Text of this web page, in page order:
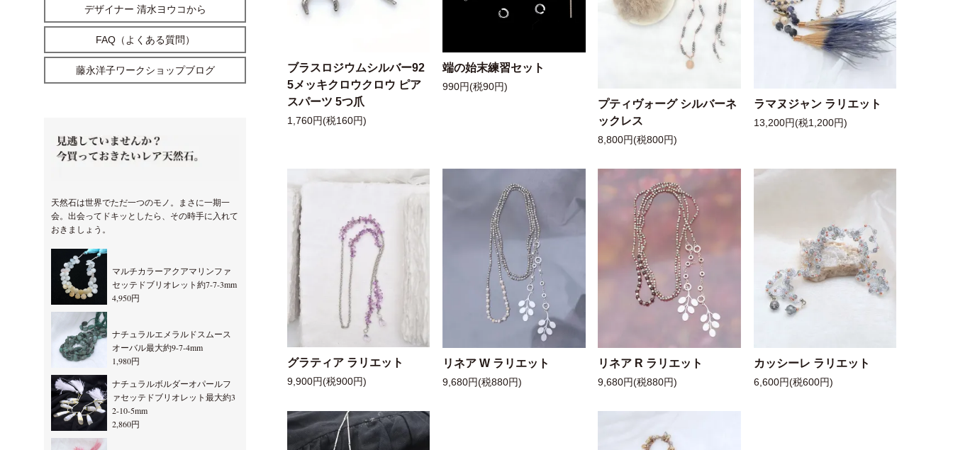
ブラスロジウムシルバー92
5メッキクロウクロウ ピア
スパーツ 5つ爪
1,760円(税160円)
端の始末練習セット
990円(税90円)
プティヴォーグ シルバーネ
ックレス
8,800円(税800円)
ラマヌジャン ラリエット
13,200円(税1,200円)
グラティア ラリエット
9,900円(税900円)
リネア W ラリエット
9,680円(税880円)
リネア R ラリエット
9,680円(税880円)
カッシーレ ラリエット
6,600円(税600円)
デザイナー 清水ヨウコから
FAQ（よくある質問）
藤永洋子ワークショップブログ
天然石は世界でただ一つのモノ。まさに一期一
会。出会ってドキッとしたら、その時手に入れて
おきましょう。
マルチカラーアクアマリンファ
セッテドブリオレット約7-7-3mm
4,950円
ナチュラルエメラルドスムース
オーバル最大約9-7-4mm
1,980円
ナチュラルボルダーオパールフ
ァセッテドブリオレット最大約3
2-10-5mm
2,860円